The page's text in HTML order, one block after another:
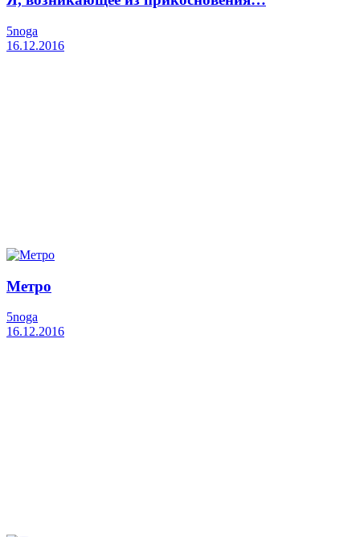
5noga
16.12.2016
Метро
5noga
16.12.2016